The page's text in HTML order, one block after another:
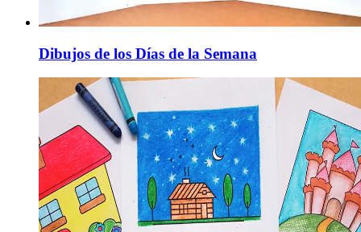
Dibujos de los Días de la Semana